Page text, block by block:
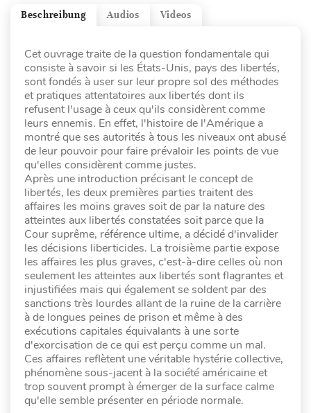
Videos
Audios
Beschreibung
Cet ouvrage traite de la question fondamentale qui
consiste à savoir si les États-Unis, pays des libertés,
sont fondés à user sur leur propre sol des méthodes
et pratiques attentatoires aux libertés dont ils
refusent l'usage à ceux qu'ils considèrent comme
leurs ennemis. En effet, l'histoire de l'Amérique a
montré que ses autorités à tous les niveaux ont abusé
de leur pouvoir pour faire prévaloir les points de vue
qu'elles considèrent comme justes.
Après une introduction précisant le concept de
libertés, les deux premières parties traitent des
affaires les moins graves soit de par la nature des
atteintes aux libertés constatées soit parce que la
Cour suprême, référence ultime, a décidé d'invalider
les décisions liberticides. La troisième partie expose
les affaires les plus graves, c'est-à-dire celles où non
seulement les atteintes aux libertés sont flagrantes et
injustifiées mais qui également se soldent par des
sanctions très lourdes allant de la ruine de la carrière
à de longues peines de prison et même à des
exécutions capitales équivalants à une sorte
d'exorcisation de ce qui est perçu comme un mal.
Ces affaires reflètent une véritable hystérie collective,
phénomène sous-jacent à la société américaine et
trop souvent prompt à émerger de la surface calme
qu'elle semble présenter en période normale.